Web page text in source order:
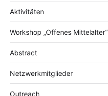
Aktivitäten
Workshop „Offenes Mittelalter“
Abstract
Netzwerkmitglieder
Outreach